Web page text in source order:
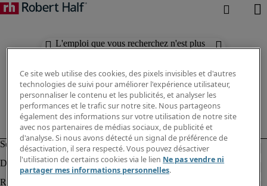
L'emploi que vous recherchez n'est plus
Ce site web utilise des cookies, des pixels invisibles et d'autres
technologies de suivi pour améliorer l'expérience utilisateur,
personnaliser le contenu et les publicités, et analyser les
performances et le trafic sur notre site. Nous partageons
également des informations sur votre utilisation de notre site
avec nos partenaires de médias sociaux, de publicité et
d'analyse. Si nous avons détecté un signal de préférence de
désactivation, il sera respecté. Vous pouvez désactiver
l'utilisation de certains cookies via le lien Ne pas vendre ni
partager mes informations personnelles.